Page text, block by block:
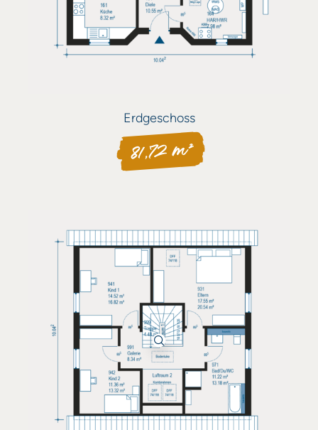
Erdgeschoss
81,72 m²